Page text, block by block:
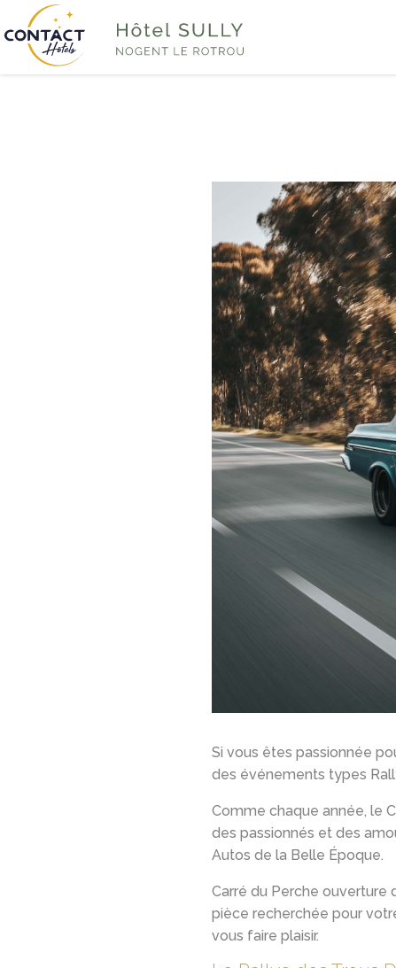
Si vous êtes passionnée
des événements types
Comme chaque année, le
des passionnés et des
Autos de la Belle Époque.
Carré du Perche ouverture
pièce recherchée pour
vous faire plaisir.